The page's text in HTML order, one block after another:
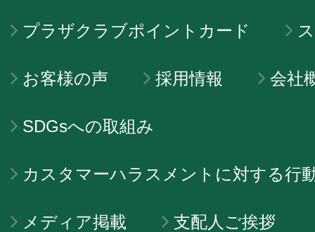
プラザクラブポイントカード
お客様の声 採用情報 会社
SDGsへの取組み
カスタマーハラスメントに対する行
メディア掲載 支配人ご挨拶